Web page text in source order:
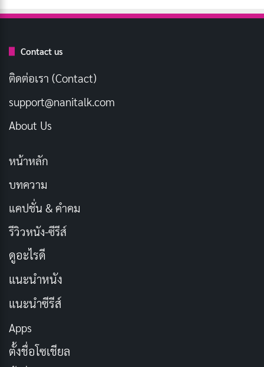
นด์ ดอสส์ แพทย์สนามชาวอเมริกันผู้เคร่งศาสนา ที่ปฏิเสธ
การถืออาวุธในสงครามโลกครั้งที่สอง แต่กลับกลายเป็น
วีรบุรุษในสมรภูมิโอกินาว่าด้วยความกล้าหาญและความเสีย
เพื่อทำความเข้าใจถึงแรงบันดาลใจและความเชื่ออันแรง
กล้าของเขา จากนั้นจึงพาผู้ชมเข้าสู่สมรภูมิรบอันดุเดือดบน
Hacksaw Ridge ที่ซึ่งเขาต้องเผชิญกับความท้าทาย ความ
ขัดแย้ง และการพิสูจน์คุณค่าของตนเอง
แม้จะไม่ได้จับอาวุธ แต่เดสมอนด์ ดอสส์ ได้ช่วยชีวิตเพื่อน
ทหารจำนวนมากภายใต้ห่ากระสุนและการโจมตีอย่างหนัก
รับเหรียญเกียรติยศแห่งรัฐสภา (Medal of Honor) ซึ่งเป็น
เกียรติยศสูงสุดของกองทัพสหรัฐฯ
Contact us
ติดต่อเรา (Contact)
support@nanitalk.com
About Us
หน้าหลัก
บทความ
แคปชั่น & คำคม
รีวิวหนัง-ซีรีส์
ดูอะไรดี
แนะนำหนัง
แนะนำซีรีส์
Apps
ตั้งชื่อโซเชียล